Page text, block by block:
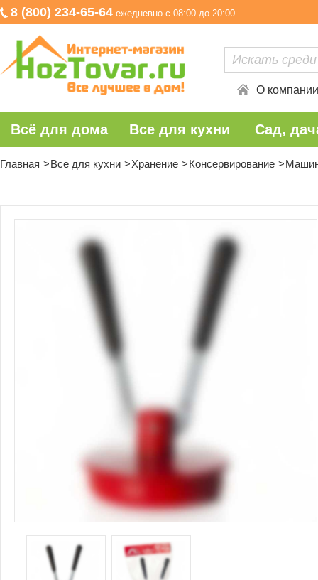
8 (800) 234-65-64 ежедневно с 08:00 до 20:00
О компании
Всё для дома Все для кухни Сад,
Главная Все для кухни Хранение Консервирование